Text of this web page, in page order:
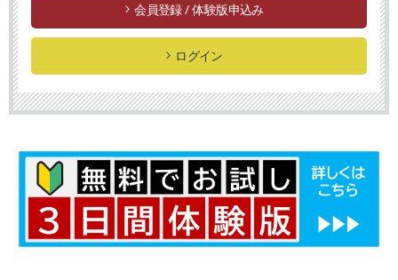
会員登録 / 体験版申込み
ログイン